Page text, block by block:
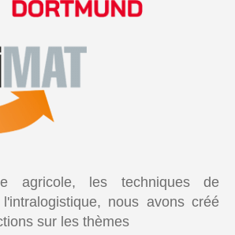
agricole, les techniques de
nous avons créé
sur les thèmes